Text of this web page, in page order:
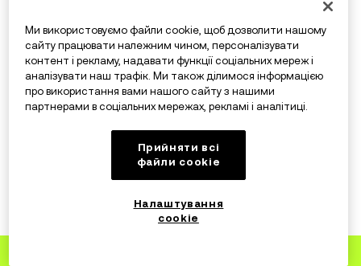
задовольняючи різні потреби користувачів і сприяючи
інноваціям у ширшому, взаємопов'язаному просторі
блокчейну.
Кінцеві слова на Solana проти
Багато хто погоджується, що Solana може бути
Ми використовуємо файли cookie, щоб дозволити нашому
сайту працювати належним чином, персоналізувати
контент і рекламу, надавати функції соціальних мереж і
аналізувати наш трафік. Ми також ділимося інформацією
про використання вами нашого сайту з нашими
партнерами в соціальних мережах, рекламі і аналітиці.
Прийняти всі
файли сookie
Налаштування
cookie